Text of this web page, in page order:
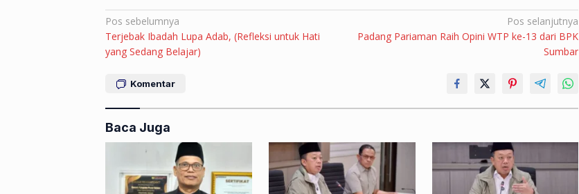
Navigasi
pos
Pos sebelumnya
Terjebak Ibadah Lupa Adab, (Refleksi untuk Hati
yang Sedang Belajar)
Pos selanjutnya
Padang Pariaman Raih Opini WTP ke-13 dari BPK
Sumbar
Komentar
Baca Juga